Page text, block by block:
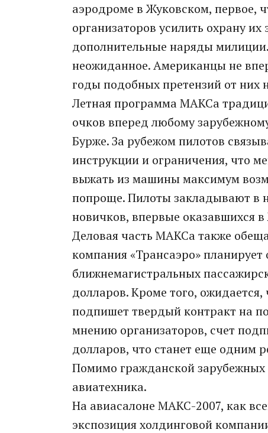
аэродроме в Жуковском, первое,
организаторов усилить охрану
дополнительные наряды
неожиданное. Американцы не
годы подобных претензий от них
Летная программа МАКСа
очков вперед любому
Бурже. За рубежом пилотов
инструкции и ограничения, что
выжать из машины максимум
попроще. Пилоты закладывают в
новичков, впервые оказавшихся
Деловая часть МАКСа также
компания «Трансаэро»
ближнемагистральных
долларов. Кроме того,
подпишет твердый контракт на
мнению организаторов, счет
долларов, что станет еще
Помимо гражданской зарубежных
авиатехника.
На авиасалоне МАКС-2007, как
экспозиция холдинговой